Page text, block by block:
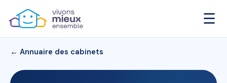
☰
← Annuaire des cabinets